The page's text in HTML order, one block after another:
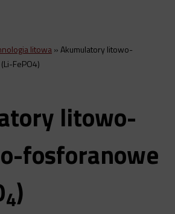
litowa»Akumulatory litowo-
FePO4)
litowo-
fosforanowe
4)